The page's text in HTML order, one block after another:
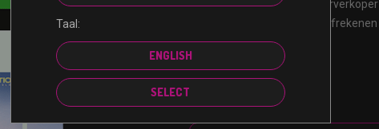
Taal:
ENGLISH
SELECT
Gecertificeerde wederverkoper
Gegarandeerd veilig afrekenen
Niet-terugbetaalbaar